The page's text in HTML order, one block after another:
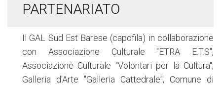
PARTENARIATO
Il GAL Sud Est Barese (capofila) in collaborazione
con Associazione Culturale "ETRA E.T.S",
Associazione Culturale "Volontari per la Cultura",
Galleria d'Arte "Galleria Cattedrale", Comune di